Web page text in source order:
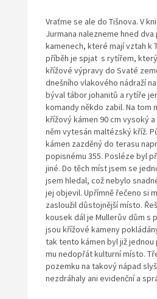
Vraťme se ale do Tišnova. V
Jurmana nalezneme hned
kamenech, které mají vztah k
příběh je spjat s rytířem,
křížové výpravy do Svaté
dnešního vlakového nádraží
býval tábor johanitů a rytíře
komandy někdo zabil. Na tom
křížový kámen 90 cm vysoký a
něm vytesán maltézský kříž.
kámen zazděný do terasu
popisnému 355. Posléze byl
jiné. Do těch míst jsem se
jsem hledal, což nebylo
jej objevil. Upřímně řečeno si
zasloužil důstojnější místo.
kousek dál je Mullerův dům s
jsou křížové kameny
tak tento kámen byl již
mu nedopřát kulturní místo.
pozemku na takový nápad
nezdráhaly ani evidenční a